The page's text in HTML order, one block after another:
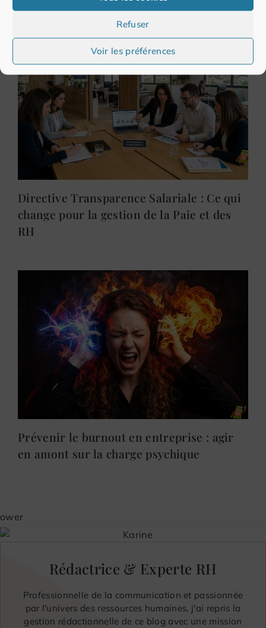
Refuser
Voir les préférences
Directive Transparence Salariale : Ce qui
change pour la gestion de la Paie et des
RH
Prévenir le burnout en entreprise : agir
en amont sur la charge psychique
Rédactrice & Experte RH
Professionnelle de la communication et passionnée
par l'univers des ressources humaines, j'ai repris la
gestion rédactionnelle de ce blog avec une mission